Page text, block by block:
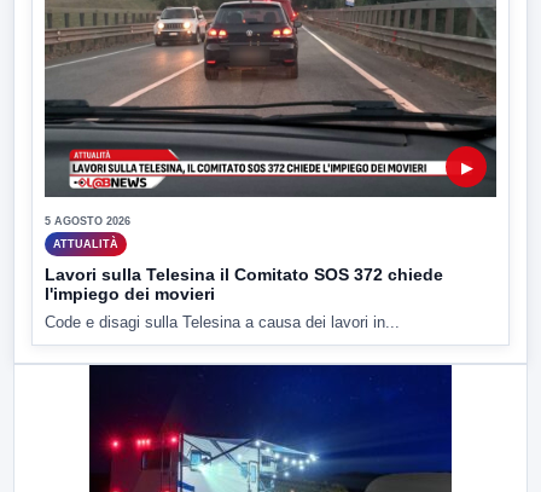
▶
5 AGOSTO 2026
ATTUALITÀ
Lavori sulla Telesina il Comitato SOS 372 chiede
l'impiego dei movieri
Code e disagi sulla Telesina a causa dei lavori in...